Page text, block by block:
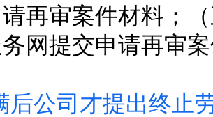
再审案件材料；
网提交申请再审
后公司才提出终止